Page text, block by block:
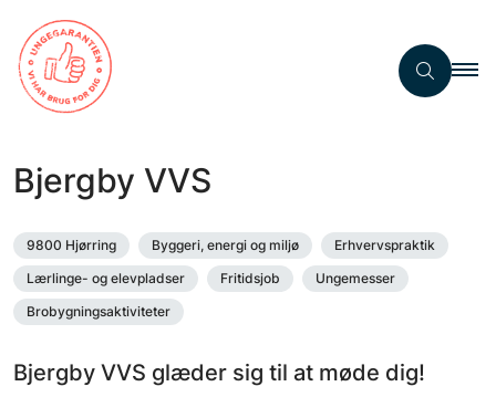
Bjergby VVS
9800 Hjørring Byggeri, energi og miljø
Erhvervspraktik
Lærlinge- og elevpladser
Fritidsjob
Ungemesser
Brobygningsaktiviteter
Bjergby VVS glæder sig til at møde dig!